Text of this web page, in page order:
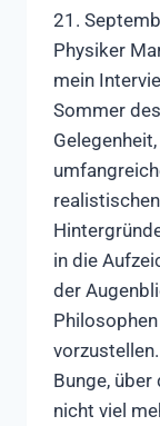
21.
Physiker
mein
Sommer
in die
der
Bunge,
nicht viel